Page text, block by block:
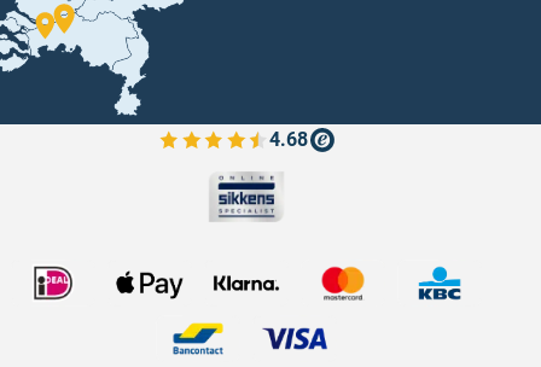
4.68
Bekijk de verfplaza beoordelingen